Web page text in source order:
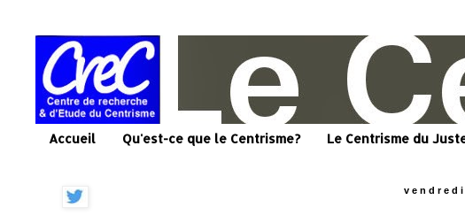
Accueil Qu'est-ce que le Centrisme? Le Centrisme du